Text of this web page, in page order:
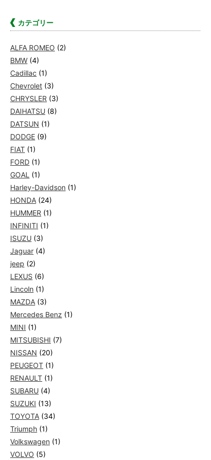
カテゴリー
ALFA ROMEO (2)
BMW (4)
Cadillac (1)
Chevrolet (3)
CHRYSLER (3)
DAIHATSU (8)
DATSUN (1)
DODGE (9)
FIAT (1)
FORD (1)
GOAL (1)
Harley-Davidson (1)
HONDA (24)
HUMMER (1)
INFINITI (1)
ISUZU (3)
Jaguar (4)
jeep (2)
LEXUS (6)
Lincoln (1)
MAZDA (3)
Mercedes Benz (1)
MINI (1)
MITSUBISHI (7)
NISSAN (20)
PEUGEOT (1)
RENAULT (1)
SUBARU (4)
SUZUKI (13)
TOYOTA (34)
Triumph (1)
Volkswagen (1)
VOLVO (5)